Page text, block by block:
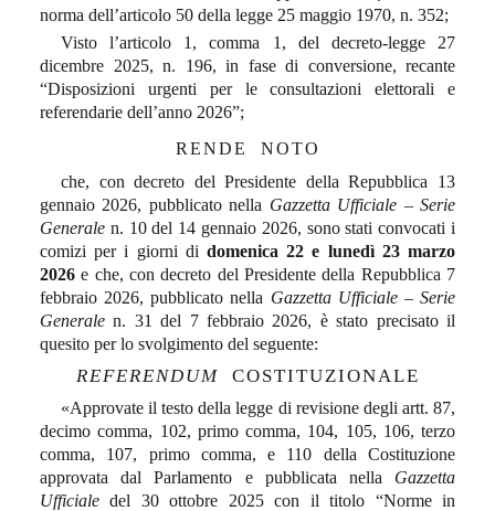
norma dell’articolo 50 della legge 25 maggio 1970, n. 352;
Visto l’articolo 1, comma 1, del decreto-legge 27
dicembre 2025, n. 196, in fase di conversione, recante
“Disposizioni urgenti per le consultazioni elettorali e
referendarie dell’anno 2026”;
RENDE
NOTO
che, con decreto del Presidente della Repubblica 13
gennaio 2026, pubblicato nella Gazzetta Ufficiale – Serie
Generale n. 10 del 14 gennaio 2026, sono stati convocati i
comizi per i giorni di domenica 22 e lunedì 23 marzo
2026 e che, con decreto del Presidente della Repubblica 7
febbraio 2026, pubblicato nella Gazzetta Ufficiale – Serie
Generale n. 31 del 7 febbraio 2026, è stato precisato il
quesito per lo svolgimento del seguente:
REFERENDUM COSTITUZIONALE
«Approvate il testo della legge di revisione degli artt. 87,
decimo comma, 102, primo comma, 104, 105, 106, terzo
comma, 107, primo comma, e 110 della Costituzione
approvata dal Parlamento e pubblicata nella Gazzetta
Ufficiale del 30 ottobre 2025 con il titolo “Norme in